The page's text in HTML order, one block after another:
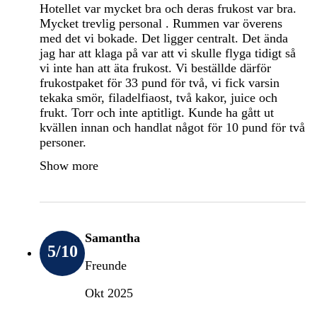
Hotellet var mycket bra och deras frukost var bra.
Mycket trevlig personal . Rummen var överens
med det vi bokade. Det ligger centralt. Det ända
jag har att klaga på var att vi skulle flyga tidigt så
vi inte han att äta frukost. Vi beställde därför
frukostpaket för 33 pund för två, vi fick varsin
tekaka smör, filadelfiaost, två kakor, juice och
frukt. Torr och inte aptitligt. Kunde ha gått ut
kvällen innan och handlat något för 10 pund för två
personer.
Show more
5/10
Samantha
Freunde
Okt 2025